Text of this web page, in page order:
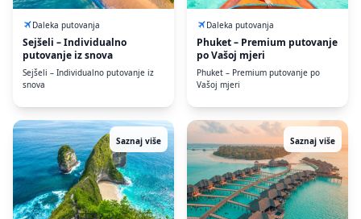
Daleka putovanja
Sejšeli – Individualno
putovanje iz snova
Sejšeli – Individualno putovanje iz
snova
Daleka putovanja
Phuket – Premium putovanje
po Vašoj mjeri
Phuket – Premium putovanje po
Vašoj mjeri
Saznaj više Saznaj više